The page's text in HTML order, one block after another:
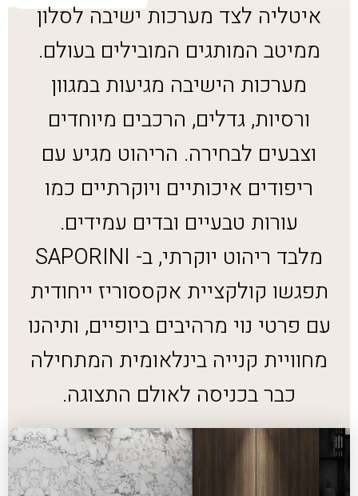
איטליה לצד מערכות ישיבה לסלון
ממיטב המותגים המובילים בעולם.
מערכות הישיבה מגיעות במגוון
ורסיות, גדלים, הרכבים מיוחדים
וצבעים לבחירה. הריהוט מגיע עם
ריפודים איכותיים ויוקרתיים כמו
עורות טבעיים ובדים עמידים.
מלבד ריהוט יוקרתי, ב- SAPORINI
תפגשו קולקציית אקססוריז ייחודית
עם פרטי נוי מרהיבים ביופיים, ותיהנו
מחוויית קנייה בינלאומית המתחילה
כבר בכניסה לאולם התצוגה.